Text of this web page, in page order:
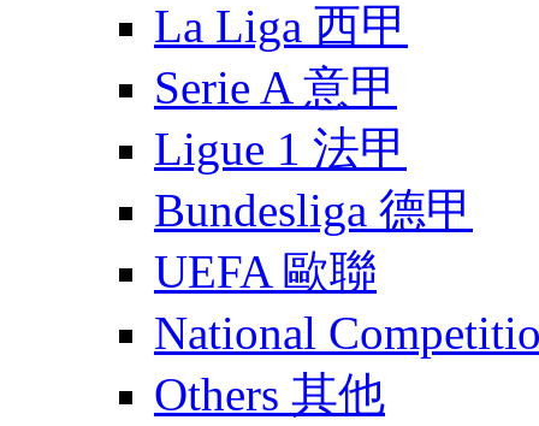
La Liga 西甲
Serie A 意甲
Ligue 1 法甲
Bundesliga 德甲
UEFA 歐聯
National
Others 其他